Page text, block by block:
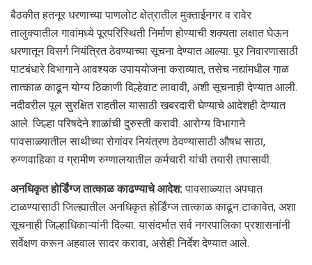
बैठकीत हतनूर धरणाच्या पाणलोट क्षेत्रातील मुक्ताईनगर व रावेर
तालुक्यातील गावांमध्ये पूरपरिस्थिती निर्माण होण्याची शक्यता लक्षात घेऊन
धरणातून विसर्ग नियंत्रित ठेवण्याच्या सूचना देण्यात आल्या. पूर निवारणासाठी
पाटबंधारे विभागाने आवश्यक उपाययोजना कराव्यात, तसेच नद्यांमधील गाळ
तात्काळ काढून योग्य ठिकाणी विल्हेवाट लावावी, अशी सूचनाही देण्यात आली.
नदीवरील पूल सुरक्षित राहतील यासाठी खबरदारी घेण्याचे आदेशही देण्यात
आले. जिल्हा परिषदेने शाळांची दुरुस्ती करावी. आरोग्य विभागाने
पावसाळ्यातील साथीच्या रोगांवर नियंत्रण ठेवण्यासाठी औषध साठा,
रुग्णवाहिका व ग्रामीण रुग्णालयातील कर्मचारी यांची तयारी तपासावी.
अनधिकृत होर्डिंग्ज तात्काळ काढण्याचे आदेश:पावसाळ्यात अपघात
टाळण्यासाठी जिल्ह्यातील अनधिकृत होर्डिंग्ज तात्काळ काढून टाकावेत, अशा
सूचनाही जिल्हाधिकाऱ्यांनी दिल्या. यासंदर्भात सर्व नगरपालिका प्रशासनांनी
सर्वेक्षण करून अहवाल सादर करावा, असेही निर्देश देण्यात आले.